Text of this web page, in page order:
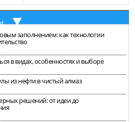
заполнением: как технологии
в видах, особенностях и выборе
из нефти в чистый алмаз
решений: от идеи до